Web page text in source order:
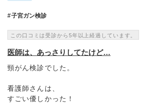
子宮ガン検診
この口コミは受診から5年以上経過しています。
医師は、あっさりしてたけど…
頸がん検診でした。
看護師さんは、
すごい優しかった！